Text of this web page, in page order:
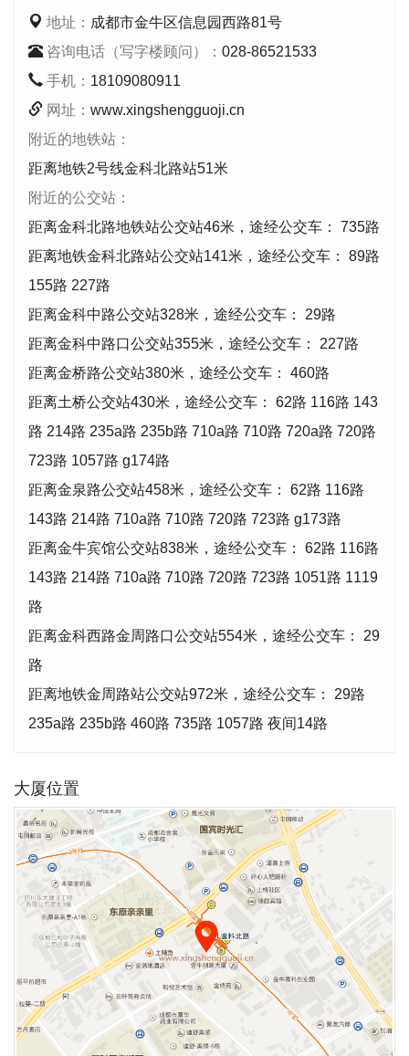
地址： 成都市金牛区信息园西路81号
咨询电话（写字楼顾问）： 028-86521533
手机： 18109080911
网址： www.xingshengguoji.cn
附近的地铁站：
距离地铁2号线金科北路站51米
附近的公交站：
距离金科北路地铁站公交站46米，途经公交车： 735路
距离地铁金科北路站公交站141米，途经公交车： 89路
155路 227路
距离金科中路公交站328米，途经公交车： 29路
距离金科中路口公交站355米，途经公交车： 227路
距离金桥路公交站380米，途经公交车： 460路
距离土桥公交站430米，途经公交车： 62路 116路 143
路 214路 235a路 235b路 710a路 710路 720a路 720路
723路 1057路 g174路
距离金泉路公交站458米，途经公交车： 62路 116路
143路 214路 710a路 710路 720路 723路 g173路
距离金牛宾馆公交站838米，途经公交车： 62路 116路
143路 214路 710a路 710路 720路 723路 1051路 1119
路
距离金科西路金周路口公交站554米，途经公交车： 29
路
距离地铁金周路站公交站972米，途经公交车： 29路
235a路 235b路 460路 735路 1057路 夜间14路
大厦位置